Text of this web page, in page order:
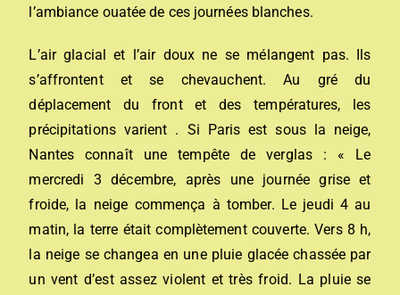
l’ambiance ouatée de ces journées blanches.
L’air glacial et l’air doux ne se mélangent pas. Ils
s’affrontent et se chevauchent. Au gré du
déplacement du front et des températures, les
précipitations varient . Si Paris est sous la neige,
Nantes connaît une tempête de verglas : « Le
mercredi 3 décembre, après une journée grise et
froide, la neige commença à tomber. Le jeudi 4 au
matin, la terre était complètement couverte. Vers 8 h,
la neige se changea en une pluie glacée chassée par
un vent d’est assez violent et très froid. La pluie se